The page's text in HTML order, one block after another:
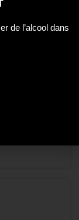
0.70
de l’alcool dans